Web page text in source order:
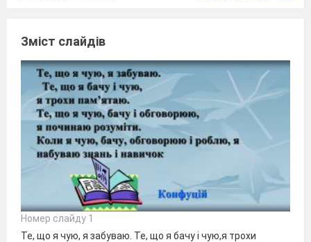
Зміст слайдів
Номер слайду 1
Те, що я чую, я забуваю. Те, що я бачу і чую,я трохи